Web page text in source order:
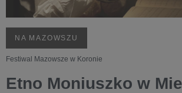
NA MAZOWSZU
Festiwal Mazowsze w Koronie
Etno Moniuszko w